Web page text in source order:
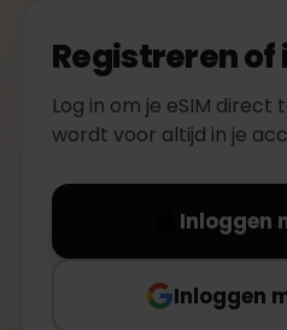
Registreren of
Log in om je eSIM
wordt voor altijd in je
Inloggen
Inloggen